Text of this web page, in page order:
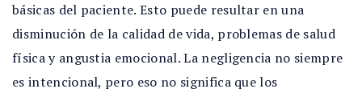
básicas del paciente. Esto puede resultar en una
disminución de la calidad de vida, problemas de salud
física y angustia emocional. La negligencia no siempre
es intencional, pero eso no significa que los